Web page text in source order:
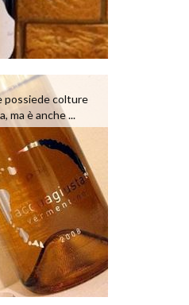
possiede colture
ma è anche ...